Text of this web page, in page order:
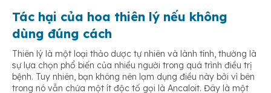
Tác hại của hoa thiên lý nếu không
dùng đúng cách
Thiên lý là một loại thảo dược tự nhiên và lành tính, thường là
sự lựa chọn phổ biến của nhiều người trong quá trình điều trị
bệnh. Tuy nhiên, bạn không nên lạm dụng điều này bởi vì bên
trong nó vẫn chứa một ít độc tố gọi là Ancaloit. Đây là một